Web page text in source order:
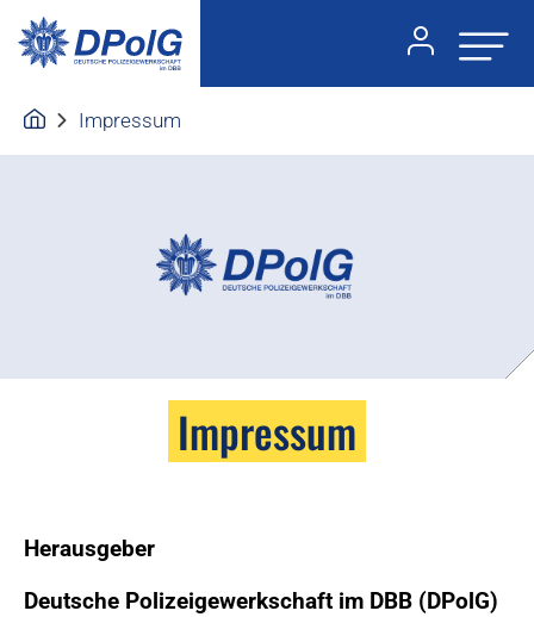
Impressum
Impressum
Herausgeber
Deutsche Polizeigewerkschaft im DBB (DPolG)